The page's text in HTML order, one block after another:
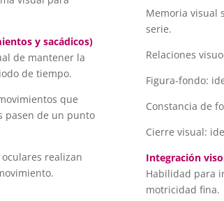
y sacádicos)
de mantener la
de tiempo.
que
pasen de un punto
realizan
Memoria visual
serie.
Relaciones
Figura-fondo:
Constancia de
Cierre visual:
Integración
Habilidad para
motricidad fina.